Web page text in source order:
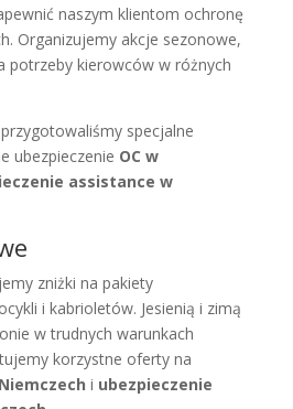
naszym klientom ochronę
Organizujemy akcje sezonowe,
potrzeby kierowców w różnych
specjalne
ubezpieczenie OC w
assistance w
zniżki na pakiety
i kabrioletów. Jesienią i zimą
w trudnych warunkach
korzystne oferty na
i ubezpieczenie